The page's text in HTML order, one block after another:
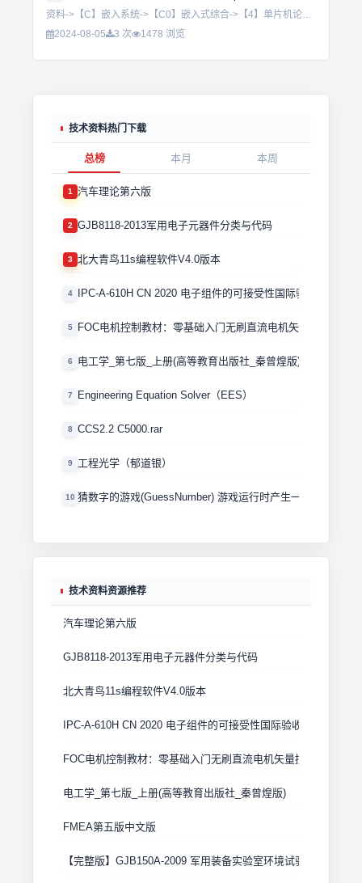
资料->【C】嵌入系统->【C0】嵌入式综合->【4】单片机论文->硕士毕业论文->嵌入式芯片的无线混合气体识别系统.pdf...
2024-08-05
3 次 1478 浏览
技术资料热门下载
总榜 本月 本周
1 汽车理论第六版
2 GJB8118-2013军用电子元器件分类与代码
3 北大青鸟11s编程软件V4.0版本
4 IPC-A-610H CN 2020 电子组件的可接受性国际验收标准
5 FOC电机控制教材：零基础入门无刷直流电机矢量控制技术
6 电工学_第七版_上册(高等教育出版社_秦曾煌版)
7 Engineering Equation Solver（EES）
8 CCS2.2 C5000.rar
9 工程光学（郁道银）
10 猜数字的游戏(GuessNumber) 游戏运行时产生一个0－1000
技术资料资源推荐
汽车理论第六版
GJB8118-2013军用电子元器件分类与代码
北大青鸟11s编程软件V4.0版本
IPC-A-610H CN 2020 电子组件的可接受性国际验收标准
FOC电机控制教材：零基础入门无刷直流电机矢量控制技术 上
电工学_第七版_上册(高等教育出版社_秦曾煌版)
FMEA第五版中文版
【完整版】GJB150A-2009 军用装备实验室环境试验方法